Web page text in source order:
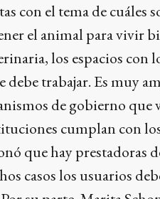
con el tema de cuáles
el animal para vivir
los espacios con
debe trabajar. Es muy
de gobierno que
cumplan con
que hay prestadoras
casos los usuarios